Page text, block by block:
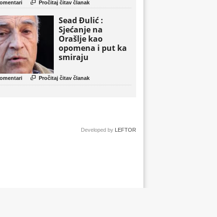
 Pročitaj čitav članak
Sead Đulić :
Sjećanje na
Orašlje kao
opomena i put ka
smiraju
 Pročitaj čitav članak
Developed by LEFTOR